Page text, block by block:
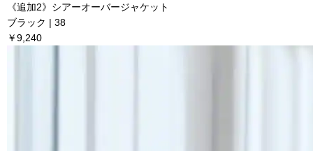
《追加2》シアーオーバージャケット
ブラック | 38
￥9,240